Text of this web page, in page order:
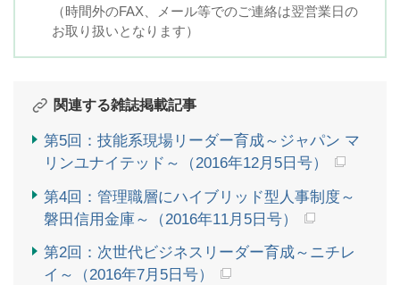
（時間外のFAX、メール等でのご連絡は翌営業日の
お取り扱いとなります）
関連する雑誌掲載記事
第5回：技能系現場リーダー育成～ジャパン マ
リンユナイテッド～（2016年12月5日号）
第4回：管理職層にハイブリッド型人事制度～
磐田信用金庫～（2016年11月5日号）
第2回：次世代ビジネスリーダー育成～ニチレ
イ～（2016年7月5日号）